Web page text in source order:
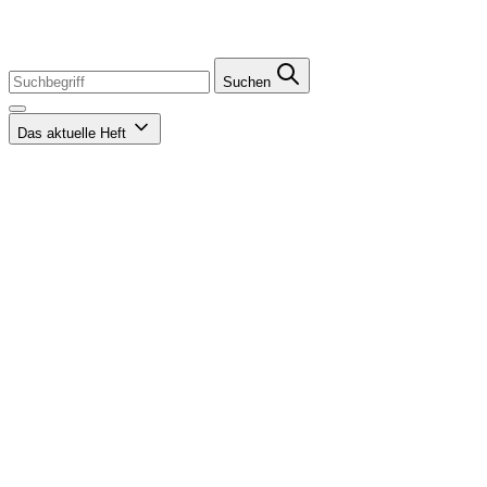
Suchen
Das aktuelle Heft